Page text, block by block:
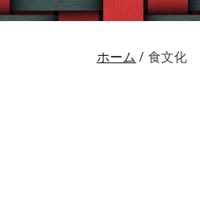
ホーム 食文化